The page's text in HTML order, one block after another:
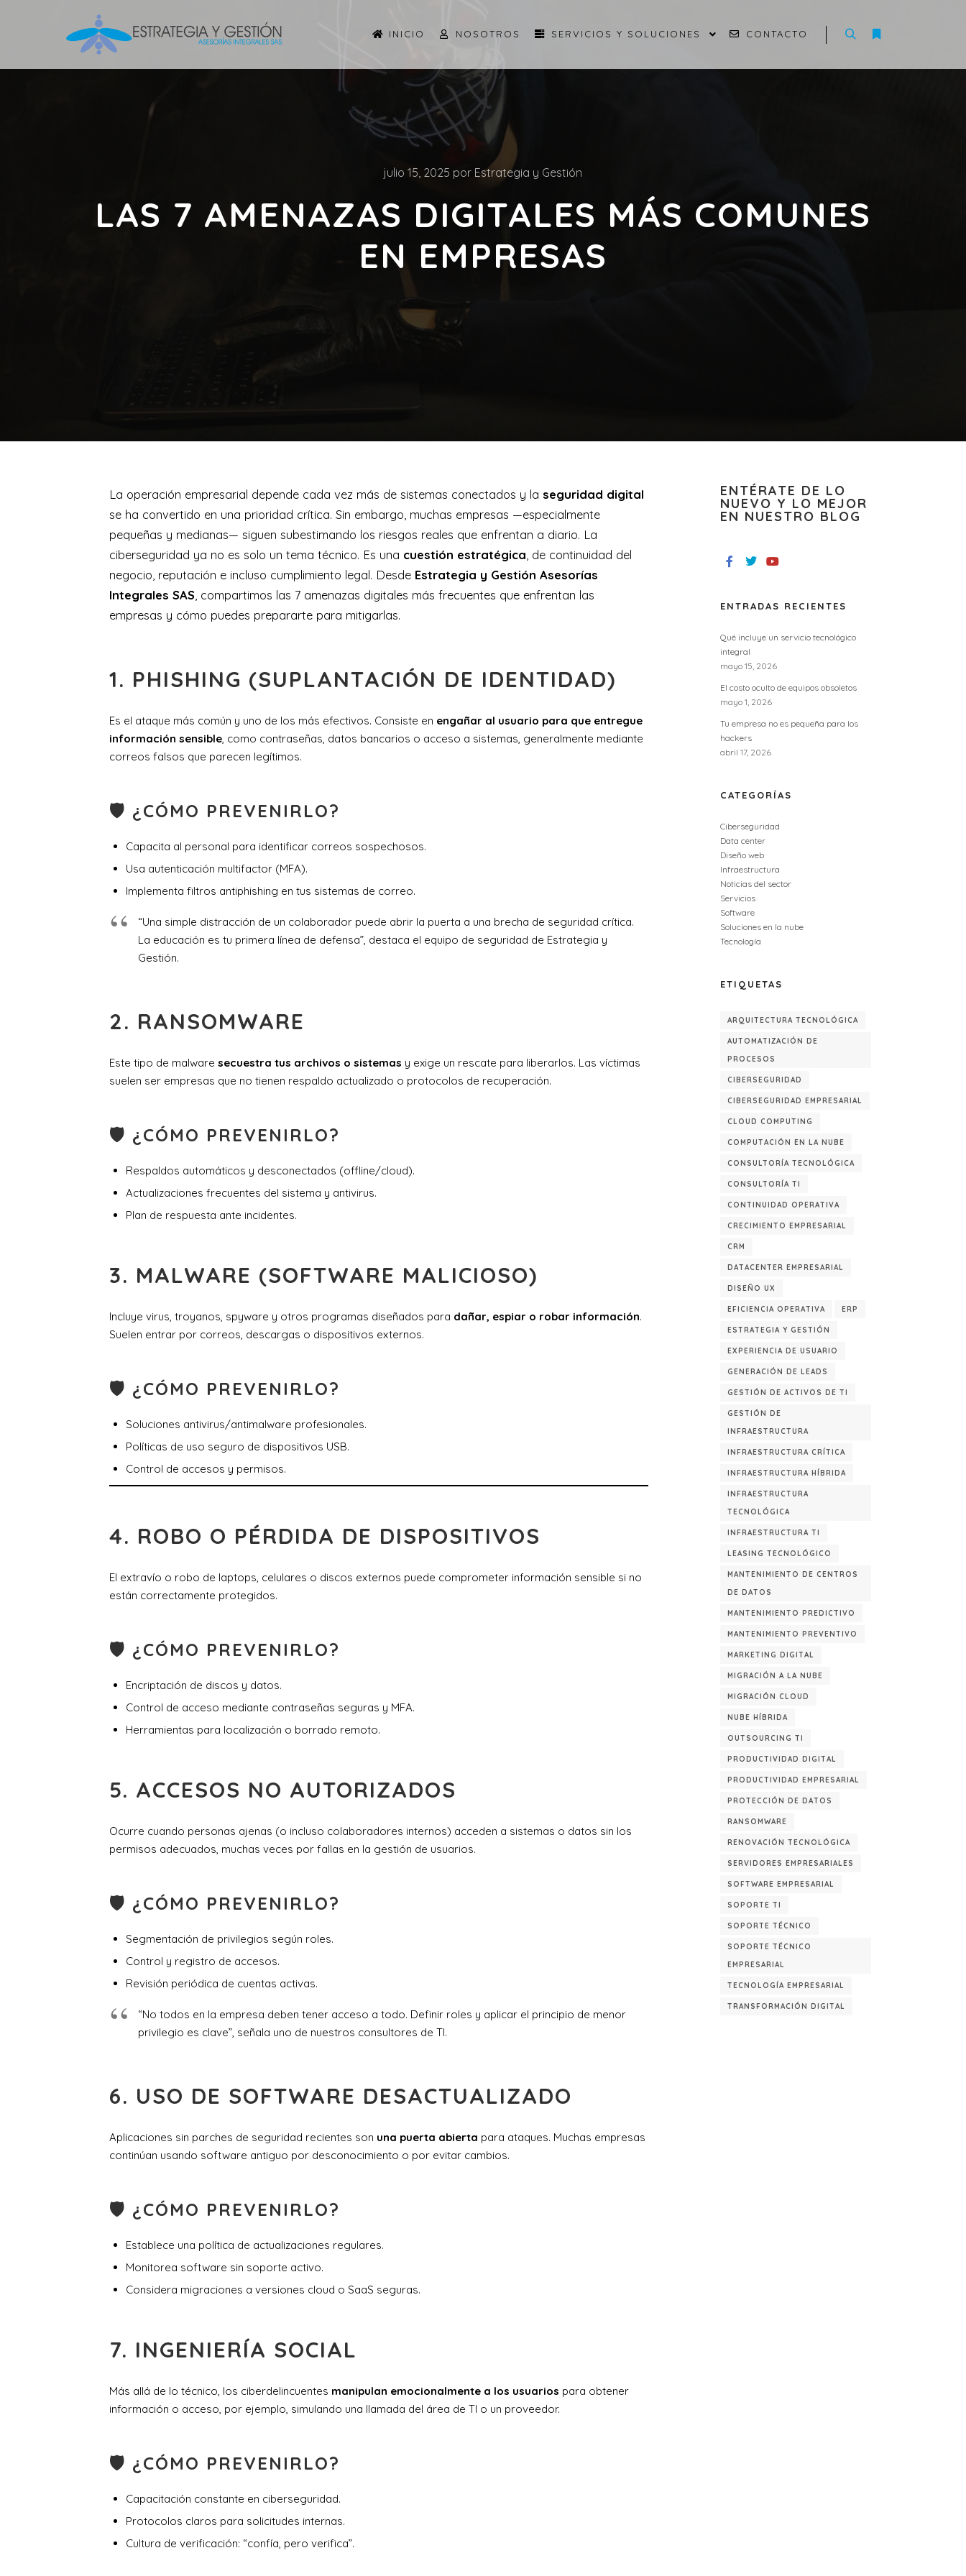
INICIO NOSOTROS SERVICIOS Y SOLUCIONES CONTACTO
julio 15, 2025 por Estrategia y Gestión
LAS 7 AMENAZAS DIGITALES MÁS COMUNES
EN EMPRESAS
La operación empresarial depende cada vez más de sistemas conectados y la seguridad digital
se ha convertido en una prioridad crítica. Sin embargo, muchas empresas —especialmente
pequeñas y medianas— siguen subestimando los riesgos reales que enfrentan a diario. La
ciberseguridad ya no es solo un tema técnico. Es una cuestión estratégica , de continuidad del
negocio, reputación e incluso cumplimiento legal. Desde Estrategia y Gestión Asesorías
Integrales SAS , compartimos las 7 amenazas digitales más frecuentes que enfrentan las
empresas y cómo puedes prepararte para mitigarlas.
1. PHISHING (SUPLANTACIÓN DE IDENTIDAD)
Es el ataque más común y uno de los más efectivos. Consiste en engañar al usuario para que entregue
información sensible , como contraseñas, datos bancarios o acceso a sistemas, generalmente mediante
correos falsos que parecen legítimos.
🛡 ¿CÓMO PREVENIRLO?
Capacita al personal para identificar correos sospechosos.
Usa autenticación multifactor (MFA).
Implementa filtros antiphishing en tus sistemas de correo.
“Una simple distracción de un colaborador puede abrir la puerta a una brecha de seguridad crítica.
La educación es tu primera línea de defensa”, destaca el equipo de seguridad de Estrategia y
Gestión.
2. RANSOMWARE
Este tipo de malware secuestra tus archivos o sistemas y exige un rescate para liberarlos. Las víctimas
suelen ser empresas que no tienen respaldo actualizado o protocolos de recuperación.
🛡 ¿CÓMO PREVENIRLO?
Respaldos automáticos y desconectados (offline/cloud).
Actualizaciones frecuentes del sistema y antivirus.
Plan de respuesta ante incidentes.
3. MALWARE (SOFTWARE MALICIOSO)
Incluye virus, troyanos, spyware y otros programas diseñados para dañar, espiar o robar información.
Suelen entrar por correos, descargas o dispositivos externos.
🛡 ¿CÓMO PREVENIRLO?
Soluciones antivirus/antimalware profesionales.
Políticas de uso seguro de dispositivos USB.
Control de accesos y permisos.
4. ROBO O PÉRDIDA DE DISPOSITIVOS
El extravío o robo de laptops, celulares o discos externos puede comprometer información sensible si no
están correctamente protegidos.
🛡 ¿CÓMO PREVENIRLO?
Encriptación de discos y datos.
Control de acceso mediante contraseñas seguras y MFA.
Herramientas para localización o borrado remoto.
5. ACCESOS NO AUTORIZADOS
Ocurre cuando personas ajenas (o incluso colaboradores internos) acceden a sistemas o datos sin los
permisos adecuados, muchas veces por fallas en la gestión de usuarios.
🛡 ¿CÓMO PREVENIRLO?
Segmentación de privilegios según roles.
Control y registro de accesos.
Revisión periódica de cuentas activas.
“No todos en la empresa deben tener acceso a todo. Definir roles y aplicar el principio de menor
privilegio es clave”, señala uno de nuestros consultores de TI.
6. USO DE SOFTWARE DESACTUALIZADO
Aplicaciones sin parches de seguridad recientes son una puerta abierta para ataques. Muchas empresas
continúan usando software antiguo por desconocimiento o por evitar cambios.
🛡 ¿CÓMO PREVENIRLO?
Establece una política de actualizaciones regulares.
Monitorea software sin soporte activo.
Considera migraciones a versiones cloud o SaaS seguras.
7. INGENIERÍA SOCIAL
Más allá de lo técnico, los ciberdelincuentes manipulan emocionalmente a los usuarios para obtener
información o acceso, por ejemplo, simulando una llamada del área de TI o un proveedor.
🛡 ¿CÓMO PREVENIRLO?
Capacitación constante en ciberseguridad.
Protocolos claros para solicitudes internas.
Cultura de verificación: “confía, pero verifica”.
ENTÉRATE DE LO
NUEVO Y LO MEJOR
EN NUESTRO BLOG
ENTRADAS RECIENTES
Qué incluye un servicio tecnológico
integral
mayo 15, 2026
El costo oculto de equipos obsoletos
mayo 1, 2026
Tu empresa no es pequeña para los
hackers
abril 17, 2026
CATEGORÍAS
Ciberseguridad
Data center
Diseño web
Infraestructura
Noticias del sector
Servicios
Software
Soluciones en la nube
Tecnología
ETIQUETAS
ARQUITECTURA TECNOLÓGICA
AUTOMATIZACIÓN DE
PROCESOS
CIBERSEGURIDAD
CIBERSEGURIDAD EMPRESARIAL
CLOUD COMPUTING
COMPUTACIÓN EN LA NUBE
CONSULTORÍA TECNOLÓGICA
CONSULTORÍA TI
CONTINUIDAD OPERATIVA
CRECIMIENTO EMPRESARIAL
CRM
DATACENTER EMPRESARIAL
DISEÑO UX
EFICIENCIA OPERATIVA ERP
ESTRATEGIA Y GESTIÓN
EXPERIENCIA DE USUARIO
GENERACIÓN DE LEADS
GESTIÓN DE ACTIVOS DE TI
GESTIÓN DE
INFRAESTRUCTURA
INFRAESTRUCTURA CRÍTICA
INFRAESTRUCTURA HÍBRIDA
INFRAESTRUCTURA
TECNOLÓGICA
INFRAESTRUCTURA TI
LEASING TECNOLÓGICO
MANTENIMIENTO DE CENTROS
DE DATOS
MANTENIMIENTO PREDICTIVO
MANTENIMIENTO PREVENTIVO
MARKETING DIGITAL
MIGRACIÓN A LA NUBE
MIGRACIÓN CLOUD
NUBE HÍBRIDA
OUTSOURCING TI
PRODUCTIVIDAD DIGITAL
PRODUCTIVIDAD EMPRESARIAL
PROTECCIÓN DE DATOS
RANSOMWARE
RENOVACIÓN TECNOLÓGICA
SERVIDORES EMPRESARIALES
SOFTWARE EMPRESARIAL
SOPORTE TI
SOPORTE TÉCNICO
SOPORTE TÉCNICO
EMPRESARIAL
TECNOLOGÍA EMPRESARIAL
TRANSFORMACIÓN DIGITAL